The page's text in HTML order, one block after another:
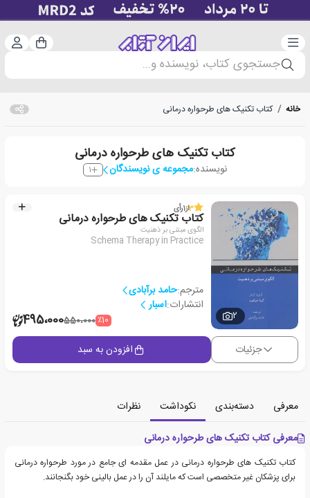
دسته‌بندی سبد
جستجوی کتاب، نویسنده و...
خانه / کتاب تکنیک های طرحواره درمانی
کتاب تکنیک های طرحواره درمانی
نویسنده:مجموعه ی نویسندگان 1
2
3از1رأی
کتاب تکنیک های طرحواره درمانی
الگوی مبتنی بر ذهنیت
Schema Therapy in Practice
مترجم:حامد برآبادی
انتشارات:اسبار
٪10550،000495،000
جزئیات افزودن به سبد
معرفی دسته‌بندی نکوداشت
نظرات
معرفی کتاب تکنیک های طرحواره درمانی
کتاب تکنیک های طرحواره درمانی در عمل مقدمه ای جامع در مورد طرحواره درمانی
برای پزشکان غیر متخصصی است که مایلند آن را در عمل بالینی خود بگنجانند.